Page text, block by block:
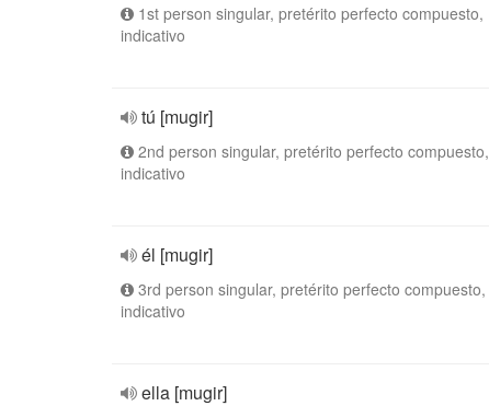
1st person singular, pretérito perfecto compuesto,
indicativo
tú [mugir]
2nd person singular, pretérito perfecto compuesto,
indicativo
él [mugir]
3rd person singular, pretérito perfecto compuesto,
indicativo
ella [mugir]